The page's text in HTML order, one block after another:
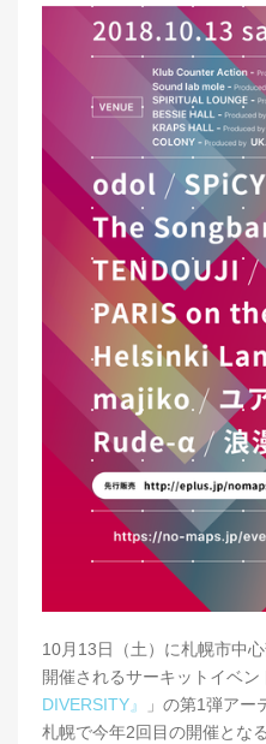
10月13日（土）に札幌市中
開催されるサーキットイベン
DIVERSITY』
」の第1弾アー
札幌で今年2回目の開催とな